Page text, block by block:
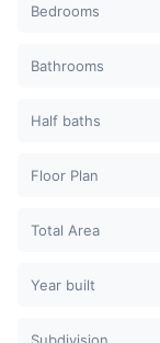
Bedrooms
Bathrooms
Half baths
Floor Plan
Total Area
Year built